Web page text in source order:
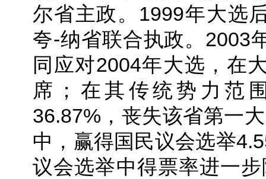
尔省主政。1999年大选
夸-纳省联合执政。2003
同应对2004年大选，在
席；在其传统势力范
36.87%，丧失该省第一
中，赢得国民议会选举
议会选举中得票率进一